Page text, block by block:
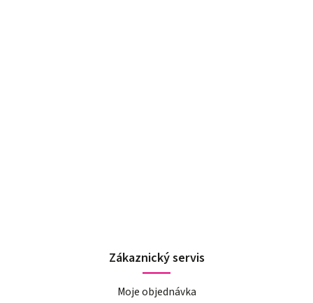
Zákaznický servis
Moje objednávka